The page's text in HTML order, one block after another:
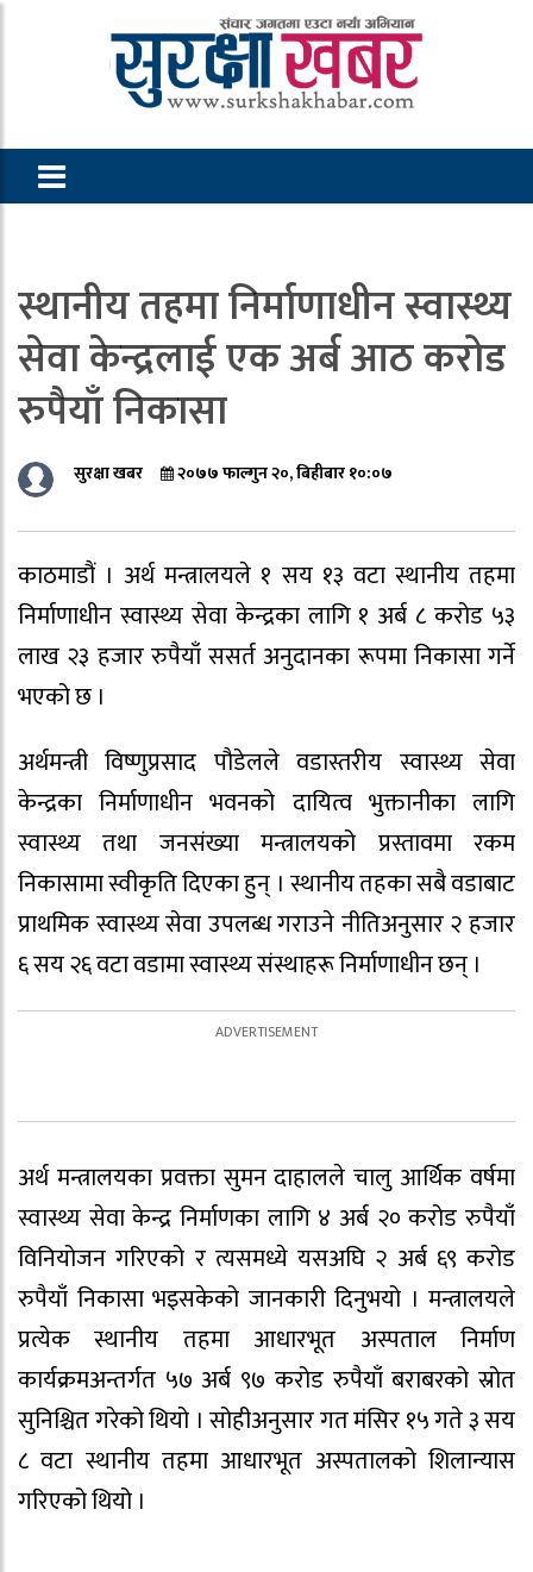
स्थानीय तहमा निर्माणाधीन स्वास्थ्य
सेवा केन्द्रलाई एक अर्ब आठ करोड
रुपैयाँ निकासा
सुरक्षा खबर २०७७ फाल्गुन २०, बिहीबार १०:०७
काठमाडौं । अर्थ मन्त्रालयले १ सय १३ वटा स्थानीय तहमा
निर्माणाधीन स्वास्थ्य सेवा केन्द्रका लागि १ अर्ब ८ करोड ५३
लाख २३ हजार रुपैयाँ ससर्त अनुदानका रूपमा निकासा गर्ने
भएको छ ।
अर्थमन्त्री विष्णुप्रसाद पौडेलले वडास्तरीय स्वास्थ्य सेवा
केन्द्रका निर्माणाधीन भवनको दायित्व भुक्तानीका लागि
स्वास्थ्य तथा जनसंख्या मन्त्रालयको प्रस्तावमा रकम
निकासामा स्वीकृति दिएका हुन् । स्थानीय तहका सबै वडाबाट
प्राथमिक स्वास्थ्य सेवा उपलब्ध गराउने नीतिअनुसार २ हजार
६ सय २६ वटा वडामा स्वास्थ्य संस्थाहरू निर्माणाधीन छन् ।
अर्थ मन्त्रालयका प्रवक्ता सुमन दाहालले चालु आर्थिक वर्षमा
स्वास्थ्य सेवा केन्द्र निर्माणका लागि ४ अर्ब २० करोड रुपैयाँ
विनियोजन गरिएको र त्यसमध्ये यसअघि २ अर्ब ६९ करोड
रुपैयाँ निकासा भइसकेको जानकारी दिनुभयो । मन्त्रालयले
प्रत्येक स्थानीय तहमा आधारभूत अस्पताल निर्माण
कार्यक्रमअन्तर्गत ५७ अर्ब ९७ करोड रुपैयाँ बराबरको स्रोत
सुनिश्चित गरेको थियो । सोहीअनुसार गत मंसिर १५ गते ३ सय
८ वटा स्थानीय तहमा आधारभूत अस्पतालको शिलान्यास
गरिएको थियो ।